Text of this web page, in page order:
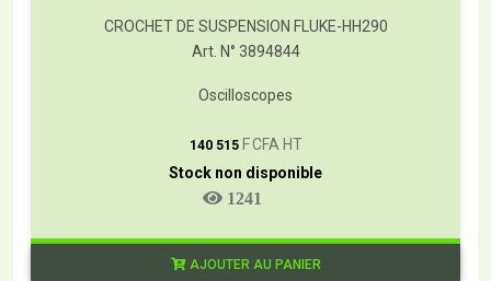
CROCHET DE SUSPENSION FLUKE-HH290
Art. N° 3894844
Oscilloscopes
140 515 F CFA HT
Stock non disponible
1241
AJOUTER AU PANIER